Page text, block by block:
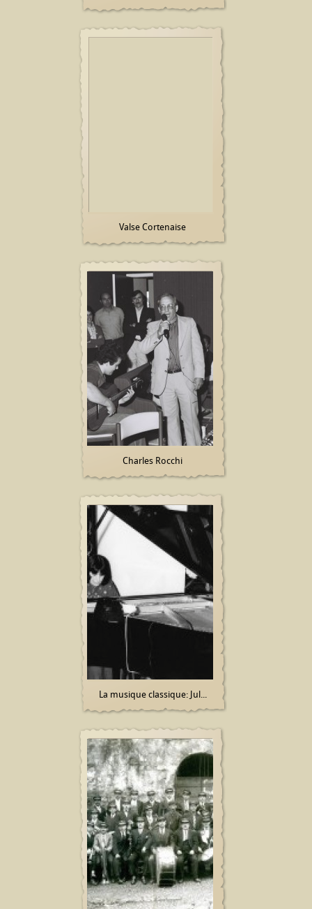
Valse Cortenaise
Charles Rocchi
La musique classique: Jul...